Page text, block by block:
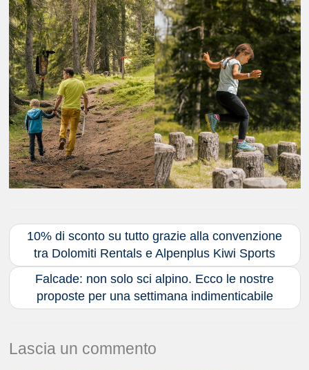
10% di sconto su tutto grazie alla convenzione
tra Dolomiti Rentals e Alpenplus Kiwi Sports
Falcade: non solo sci alpino. Ecco le nostre
proposte per una settimana indimenticabile
Lascia un commento